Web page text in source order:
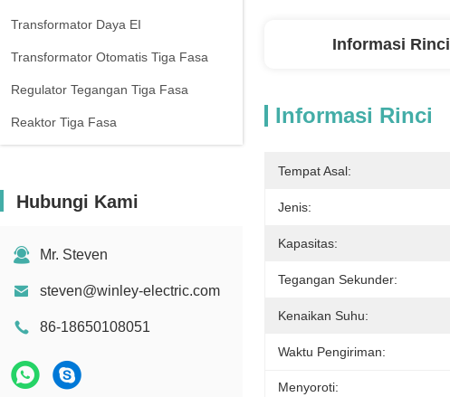
Transformator Daya EI
Transformator Otomatis Tiga Fasa
Regulator Tegangan Tiga Fasa
Reaktor Tiga Fasa
Hubungi Kami
Mr. Steven
steven@winley-electric.com
86-18650108051
Informasi Rinci
Informasi Rinci
Tempat Asal:
Jenis:
Kapasitas:
Tegangan Sekunder:
Kenaikan Suhu:
Waktu Pengiriman:
Menyoroti: